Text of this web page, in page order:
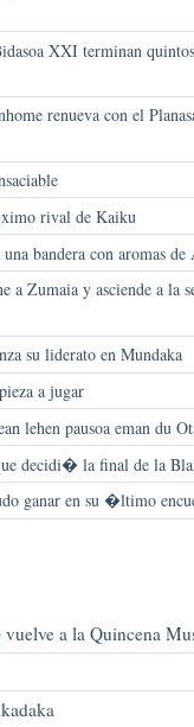
XXI terminan
renueva con el
rival de Kaiku
bandera con aromas de
a Zumaia y asciende a la
su liderato en Mundaka
a jugar
lehen pausoa eman du
decidi� la final de la
ganar en su �ltimo
a la Quincena